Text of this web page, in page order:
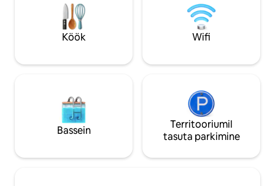
muud! 30 sekundit imeliste koskedeni,
2 minutit suurepäraste matkaradadeni,
30 minutit Steven’si suusakeskuseni.
Lemmikloomasõbralik lisatasu eest.
Cabin, et saaksite rühmana veelgi
naudid kindlasti
**LUMETEATIS**
autol on
pääseda.
Köök Wifi
Bassein
Territooriumil
tasuta parkimine